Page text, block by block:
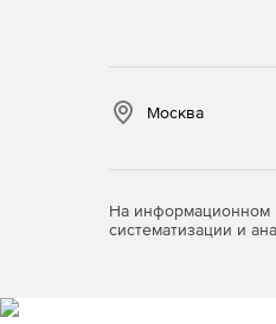
Москва
На информационном
систематизации и